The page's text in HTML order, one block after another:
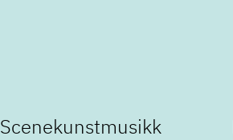
Scenekunstmusikk